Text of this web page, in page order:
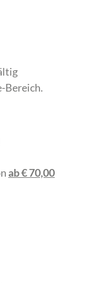
Bereich.
ab € 70,00